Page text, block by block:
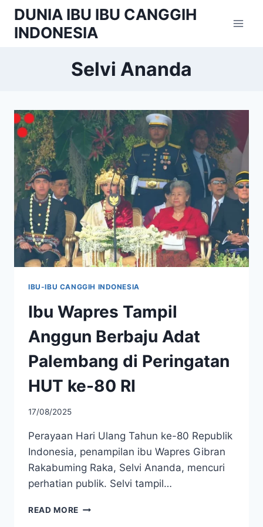
Skip
content
DUNIA IBU IBU CANGGIH
INDONESIA
Selvi Ananda
IBU-IBU CANGGIH INDONESIA
Ibu Wapres Tampil
Anggun Berbaju Adat
Palembang di Peringatan
HUT ke-80 RI
17/08/2025
Perayaan Hari Ulang Tahun ke-80 Republik
Indonesia, penampilan ibu Wapres Gibran
Rakabuming Raka, Selvi Ananda, mencuri
perhatian publik. Selvi tampil…
READ MORE IBU